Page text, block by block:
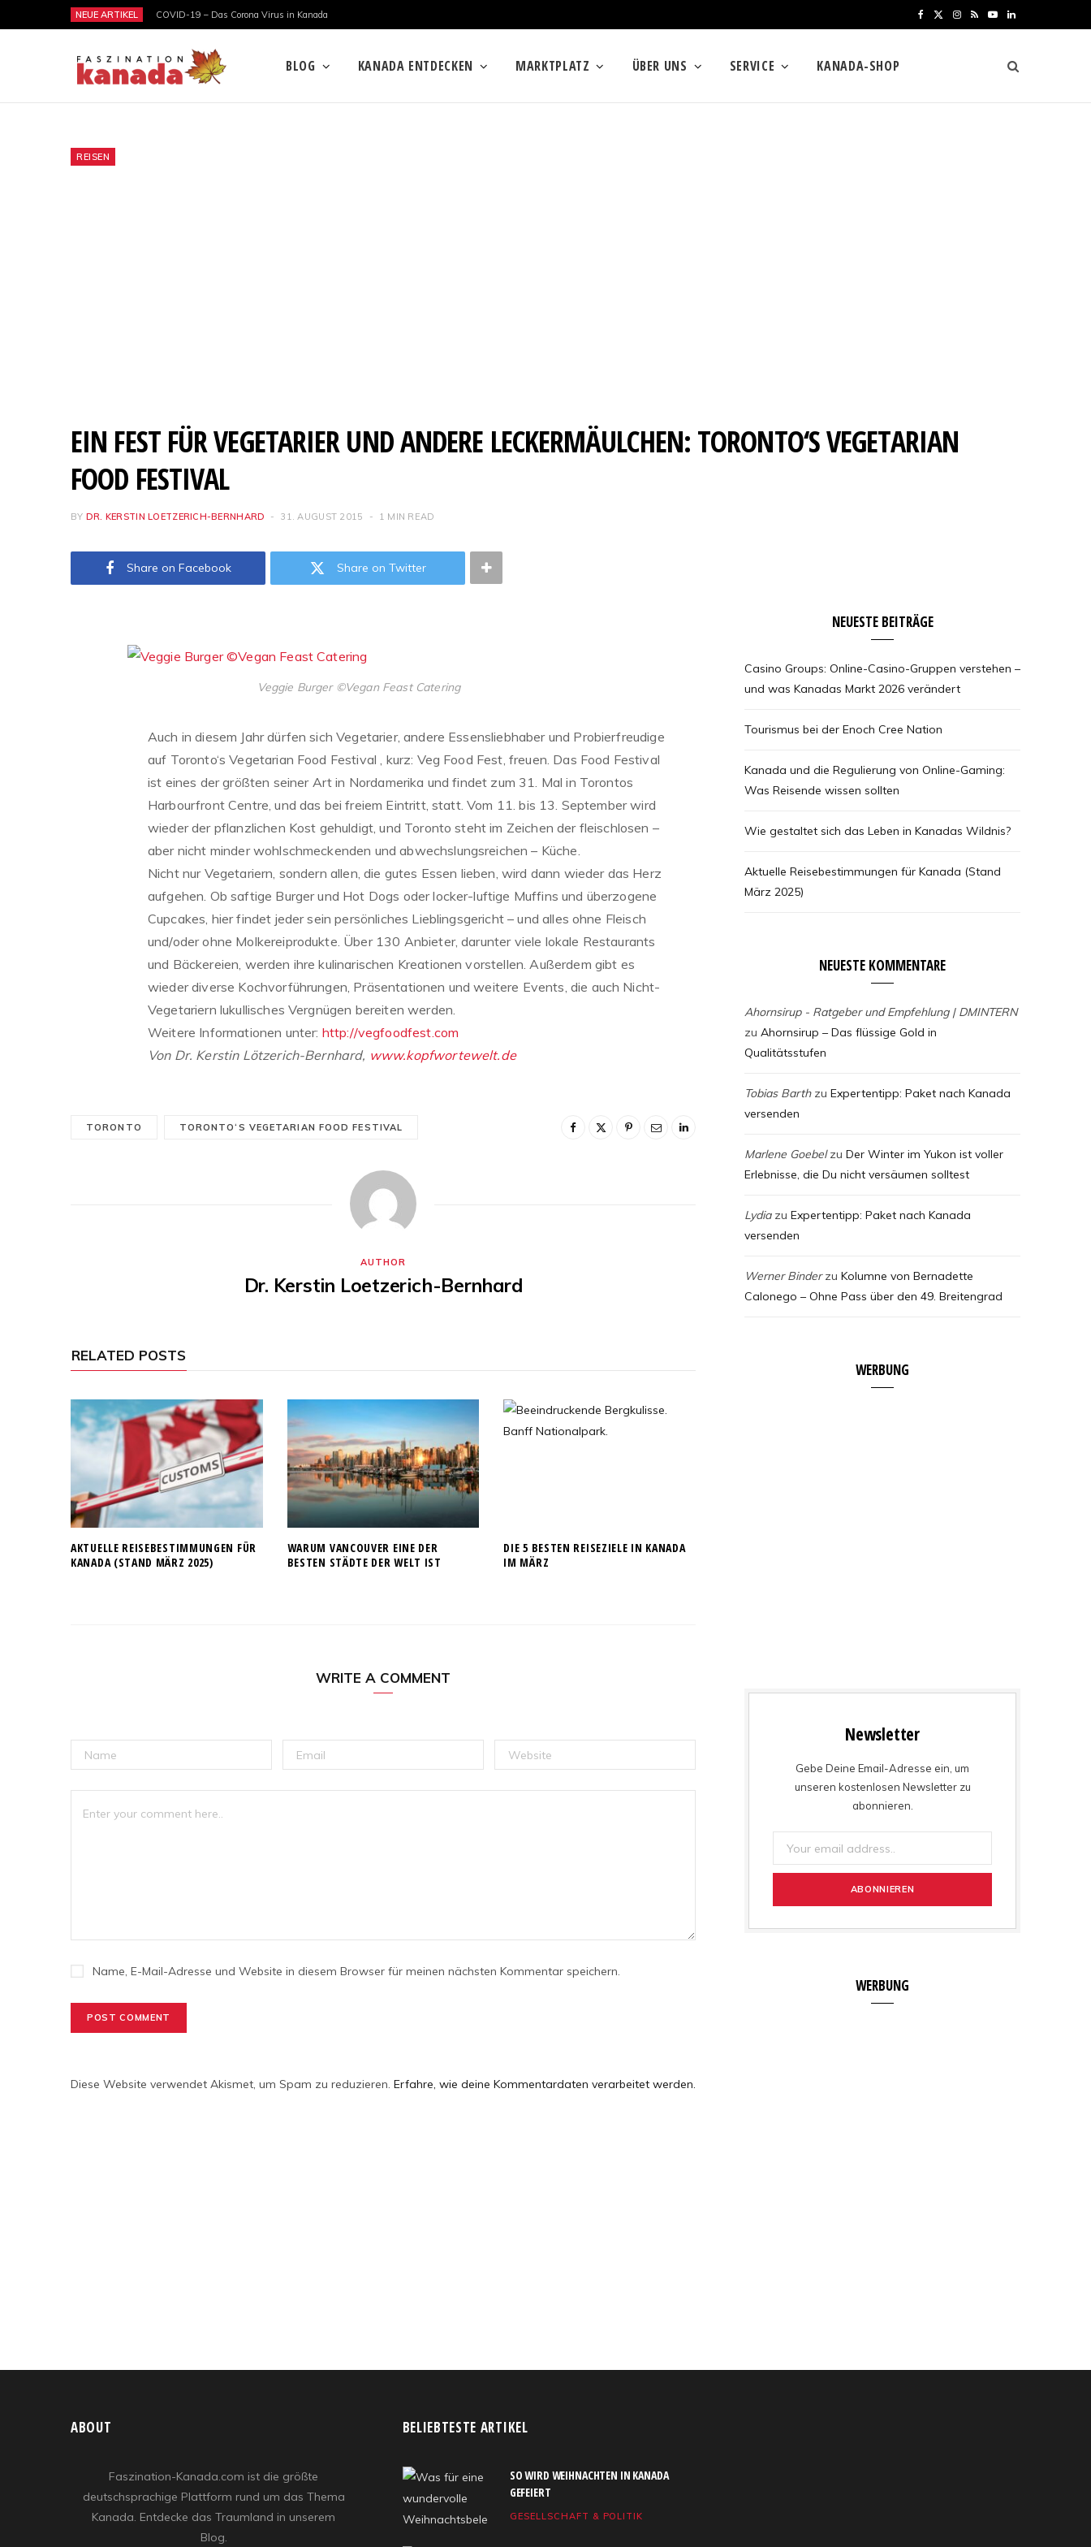
NEUE ARTIKEL COVID-19 – Das Corona Virus in Kanada
e w
I
t
R Y
T
L
n
k
BLOG KANADA ENTDECKEN MARKTPLATZ ÜBER UNS SERVICE KANADA-SHOP
REISEN
EIN FEST FÜR VEGETARIER UND ANDERE LECKERMÄULCHEN: TORONTO‘S VEGETARIAN
FOOD FESTIVAL
BY DR. KERSTIN LOETZERICH-BERNHARD 31. AUGUST 2015 1 MIN READ
Share on Facebook Share on Twitter
Veggie Burger ©Vegan Feast Catering
Auch in diesem Jahr dürfen sich Vegetarier, andere Essensliebhaber und Probierfreudige
auf Toronto‘s Vegetarian Food Festival , kurz: Veg Food Fest, freuen. Das Food Festival
ist eines der größten seiner Art in Nordamerika und findet zum 31. Mal in Torontos
Harbourfront Centre, und das bei freiem Eintritt, statt. Vom 11. bis 13. September wird
wieder der pflanzlichen Kost gehuldigt, und Toronto steht im Zeichen der fleischlosen –
aber nicht minder wohlschmeckenden und abwechslungsreichen – Küche.
Nicht nur Vegetariern, sondern allen, die gutes Essen lieben, wird dann wieder das Herz
aufgehen. Ob saftige Burger und Hot Dogs oder locker-luftige Muffins und überzogene
Cupcakes, hier findet jeder sein persönliches Lieblingsgericht – und alles ohne Fleisch
und/oder ohne Molkereiprodukte. Über 130 Anbieter, darunter viele lokale Restaurants
und Bäckereien, werden ihre kulinarischen Kreationen vorstellen. Außerdem gibt es
wieder diverse Kochvorführungen, Präsentationen und weitere Events, die auch Nicht-
Vegetariern lukullisches Vergnügen bereiten werden.
Weitere Informationen unter: http://vegfoodfest.com
Von Dr. Kerstin Lötzerich-Bernhard, www.kopfwortewelt.de
TORONTO TORONTO‘S VEGETARIAN FOOD FESTIVAL
AUTHOR
Dr. Kerstin Loetzerich-Bernhard
RELATED POSTS
AKTUELLE REISEBESTIMMUNGEN FÜR
KANADA (STAND MÄRZ 2025)
WARUM VANCOUVER EINE DER
BESTEN STÄDTE DER WELT IST
DIE 5 BESTEN REISEZIELE IN KANADA
IM MÄRZ
WRITE A COMMENT
Name, E-Mail-Adresse und Website in diesem Browser für meinen nächsten Kommentar speichern.
Diese Website verwendet Akismet, um Spam zu reduzieren. Erfahre, wie deine Kommentardaten verarbeitet werden.
NEUESTE BEITRÄGE
Casino Groups: Online-Casino-Gruppen verstehen –
und was Kanadas Markt 2026 verändert
Tourismus bei der Enoch Cree Nation
Kanada und die Regulierung von Online-Gaming:
Was Reisende wissen sollten
Wie gestaltet sich das Leben in Kanadas Wildnis?
Aktuelle Reisebestimmungen für Kanada (Stand
März 2025)
NEUESTE KOMMENTARE
Ahornsirup - Ratgeber und Empfehlung | DMINTERN
zu Ahornsirup – Das flüssige Gold in
Qualitätsstufen
Tobias Barthzu Expertentipp: Paket nach Kanada
versenden
Marlene Goebelzu Der Winter im Yukon ist voller
Erlebnisse, die Du nicht versäumen solltest
Lydiazu Expertentipp: Paket nach Kanada
versenden
Werner Binderzu Kolumne von Bernadette
Calonego – Ohne Pass über den 49. Breitengrad
WERBUNG
Newsletter
Gebe Deine Email-Adresse ein, um
unseren kostenlosen Newsletter zu
abonnieren.
WERBUNG
ABOUT
Faszination-Kanada.com ist die größte
deutschsprachige Plattform rund um das Thema
Kanada. Entdecke das Traumland in unserem
Blog.
BELIEBTESTE ARTIKEL
SO WIRD WEIHNACHTEN IN KANADA
GEFEIERT
GESELLSCHAFT & POLITIK